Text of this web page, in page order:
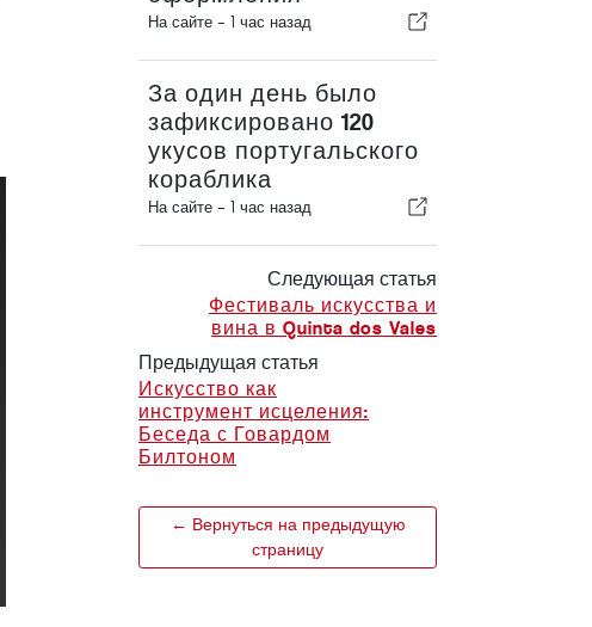
На сайте - 1 час назад
За один день было
зафиксировано 120
укусов португальского
кораблика
На сайте - 1 час назад
Следующая статья
Фестиваль искусства и
вина в Quinta dos Vales
Предыдущая статья
Искусство как
инструмент исцеления:
Беседа с Говардом
Билтоном
← Вернуться на предыдущую
страницу